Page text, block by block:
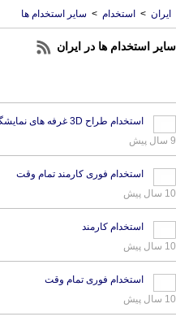
ایران > استخدام > سایر استخدام ها
سایر استخدام ها در ایران
استخدام طراح 3D غرفه های نمایشگاهی
9 سال پیش
استخدام فوری کارمند تمام وقت
10 سال پیش
استخدام کارمند
10 سال پیش
استخدام فوری تمام وقت
10 سال پیش